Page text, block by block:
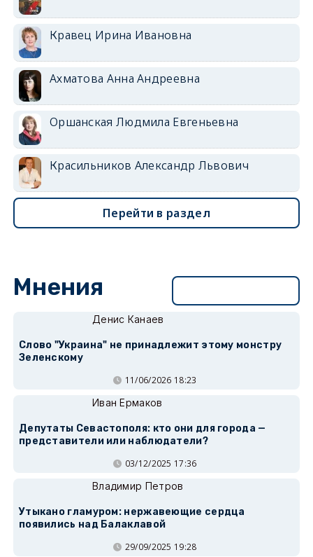
Кравец Ирина Ивановна
Ахматова Анна Андреевна
Оршанская Людмила Евгеньевна
Красильников Александр Львович
Перейти в раздел
Мнения
Денис Канаев
Слово "Украина" не принадлежит этому монстру
Зеленскому
11/06/2026 18:23
Иван Ермаков
Депутаты Севастополя: кто они для города —
представители или наблюдатели?
03/12/2025 17:36
Владимир Петров
Утыкано гламуром: нержавеющие сердца
появились над Балаклавой
29/09/2025 19:28